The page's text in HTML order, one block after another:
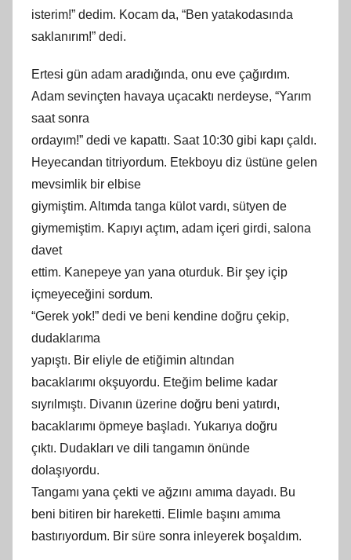
isterim!” dedim. Kocam da, “Ben yatakodasında
saklanırım!” dedi.
Ertesi gün adam aradığında, onu eve çağırdım.
Adam sevinçten havaya uçacaktı nerdeyse, “Yarım
saat sonra
ordayım!” dedi ve kapattı. Saat 10:30 gibi kapı çaldı.
Heyecandan titriyordum. Etekboyu diz üstüne gelen
mevsimlik bir elbise
giymiştim. Altımda tanga külot vardı, sütyen de
giymemiştim. Kapıyı açtım, adam içeri girdi, salona
davet
ettim. Kanepeye yan yana oturduk. Bir şey içip
içmeyeceğini sordum.
“Gerek yok!” dedi ve beni kendine doğru çekip,
dudaklarıma
yapıştı. Bir eliyle de etiğimin altından
bacaklarımı okşuyordu. Eteğim belime kadar
sıyrılmıştı. Divanın üzerine doğru beni yatırdı,
bacaklarımı öpmeye başladı. Yukarıya doğru
çıktı. Dudakları ve dili tangamın önünde
dolaşıyordu.
Tangamı yana çekti ve ağzını amıma dayadı. Bu
beni bitiren bir hareketti. Elimle başını amıma
bastırıyordum. Bir süre sonra inleyerek boşaldım.